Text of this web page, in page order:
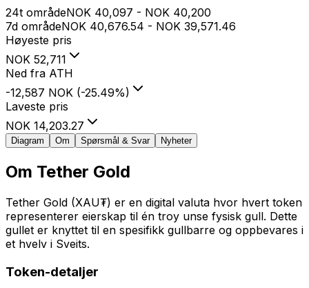
24t områdeNOK 40,097 - NOK 40,200
7d områdeNOK 40,676.54 - NOK 39,571.46
Høyeste pris
NOK 52,711
Ned fra ATH
-12,587 NOK (-25.49%)
Laveste pris
NOK 14,203.27
Diagram Om Spørsmål & Svar Nyheter
Om Tether Gold
Tether Gold (XAU₮) er en digital valuta hvor hvert token
representerer eierskap til én troy unse fysisk gull. Dette
gullet er knyttet til en spesifikk gullbarre og oppbevares i
et hvelv i Sveits.
Token-detaljer